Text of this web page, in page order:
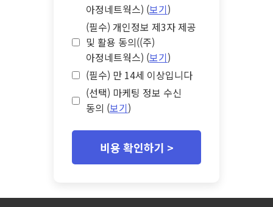
아정네트웍스) (보기)
(필수) 개인정보 제3자 제공
및 활용 동의((주)
아정네트웍스) (보기)
(필수) 만 14세 이상입니다
(선택) 마케팅 정보 수신
동의 (보기)
비용 확인하기 >